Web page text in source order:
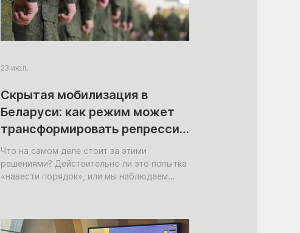
Скрытая мобилизация в
Беларуси: как режим может
трансформировать репрессии
в военный ресурс?
Что на самом деле стоит за этими
решениями? Действительно ли это попытка
«навести порядок», или мы наблюдаем
23 июл.